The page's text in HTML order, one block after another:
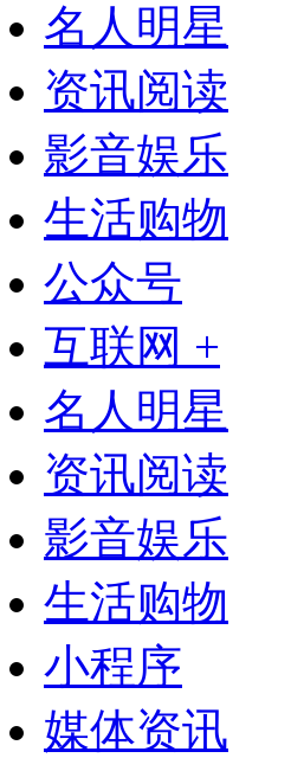
名人明星
资讯阅读
影音娱乐
生活购物
公众号
互联网 +
名人明星
资讯阅读
影音娱乐
生活购物
小程序
媒体资讯